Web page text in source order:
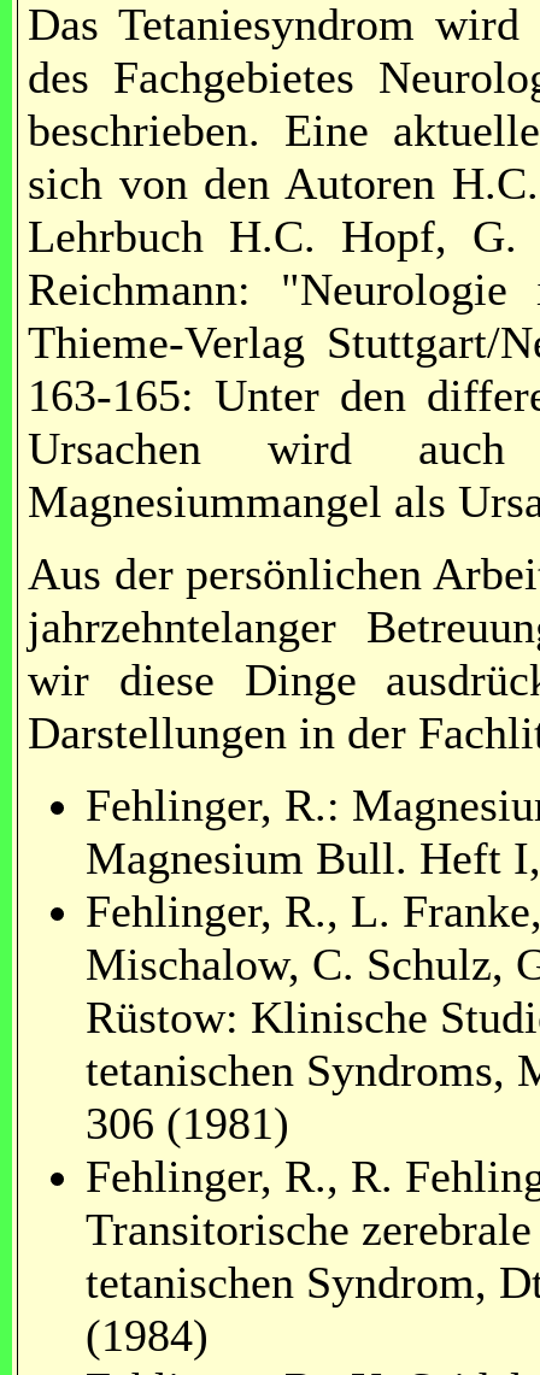
Das Tetaniesyndrom
des Fachgebietes
beschrieben. Eine
sich von den Autoren
Lehrbuch H.C. Hopf,
Reichmann:
Thieme-Verlag Stuttgart/
163-165: Unter den
Ursachen wird
Magnesiummangel als
Aus der persönlichen
jahrzehntelanger
wir diese Dinge
Darstellungen in der
Fehlinger, R.:
Magnesium Bull. Heft
Fehlinger, R., L.
Mischalow, C. Schulz,
Rüstow: Klinische
tetanischen
306 (1981)
Fehlinger, R., R.
Transitorische
tetanischen Syndrom,
(1984)